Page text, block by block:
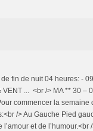
fin de nuit 04 heures: -
VENT ... <br /> MA ** 30
commencer la semaine
/> Au Gauche Pied
et de l’humour.<br